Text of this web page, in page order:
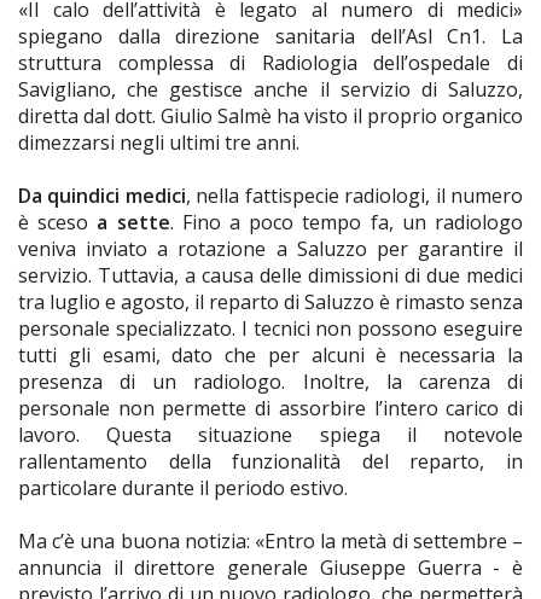
«Il calo dell’attività è legato al numero di medici»
spiegano dalla direzione sanitaria dell’Asl Cn1. La
struttura complessa di Radiologia dell’ospedale di
Savigliano, che gestisce anche il servizio di Saluzzo,
diretta dal dott. Giulio Salmè ha visto il proprio organico
dimezzarsi negli ultimi tre anni.
Da quindici medici, nella fattispecie radiologi, il numero
è sceso a sette. Fino a poco tempo fa, un radiologo
veniva inviato a rotazione a Saluzzo per garantire il
servizio. Tuttavia, a causa delle dimissioni di due medici
tra luglio e agosto, il reparto di Saluzzo è rimasto senza
personale specializzato. I tecnici non possono eseguire
tutti gli esami, dato che per alcuni è necessaria la
presenza di un radiologo. Inoltre, la carenza di
personale non permette di assorbire l’intero carico di
lavoro. Questa situazione spiega il notevole
rallentamento della funzionalità del reparto, in
particolare durante il periodo estivo.
Ma c’è una buona notizia: «Entro la metà di settembre –
annuncia il direttore generale Giuseppe Guerra - è